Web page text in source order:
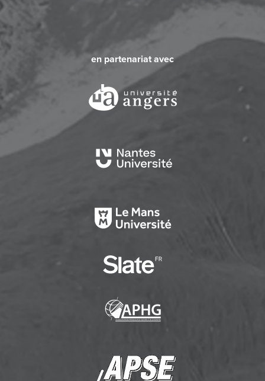
en partenariat avec